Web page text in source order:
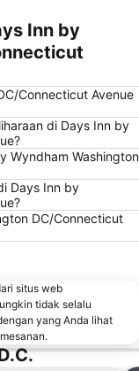
Inn by
Connecticut Avenue
di Days Inn by
Wyndham Washington
Days Inn by
DC/Connecticut
situs web
tidak selalu
yang Anda lihat